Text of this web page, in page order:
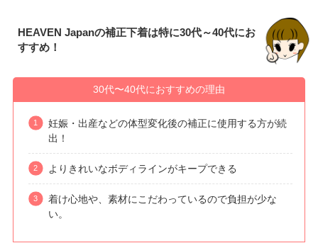
HEAVEN Japanの補正下着は特に30代～40代にお
すすめ！
30代〜40代におすすめの理由
妊娠・出産などの体型変化後の補正に使用する方が続
出！
よりきれいなボディラインがキープできる
着け心地や、素材にこだわっているので負担が少な
い。